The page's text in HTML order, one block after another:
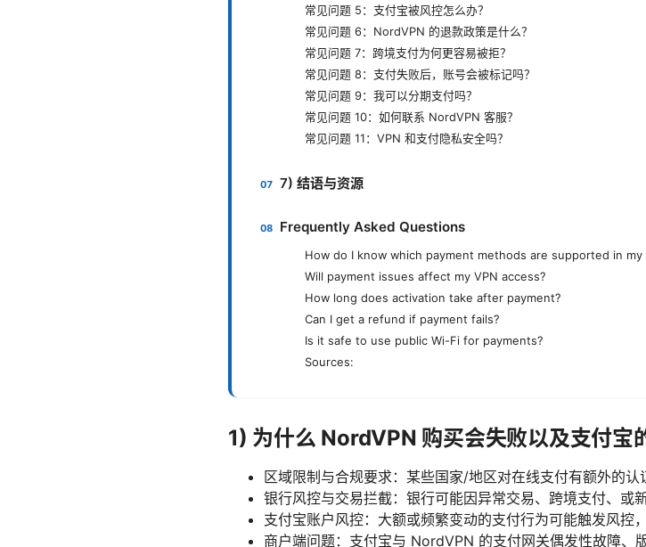
常见问题 5：支付宝被风控怎么办？
常见问题 6：NordVPN 的退款政策是什么？
常见问题 7：跨境支付为何更容易被拒？
常见问题 8：支付失败后，账号会被标记吗？
常见问题 9：我可以分期支付吗？
常见问题 10：如何联系 NordVPN 客服？
常见问题 11：VPN 和支付隐私安全吗？
7) 结语与资源
Frequently Asked Questions
How do I know which payment methods are supported in my
Will payment issues affect my VPN access?
How long does activation take after payment?
Can I get a refund if payment fails?
Is it safe to use public Wi-Fi for payments?
Sources:
1) 为什么 NordVPN 购买会失败以及支付宝
区域限制与合规要求：某些国家/地区对在线支付有额外的认
银行风控与交易拦截：银行可能因异常交易、跨境支付、或
支付宝账户风控：大额或频繁变动的支付行为可能触发风控
商户端问题：支付宝与 NordVPN 的支付网关偶发性故障、